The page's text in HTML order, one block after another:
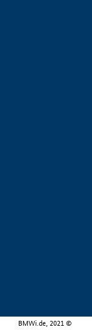
BMWi.de, 2021 ©